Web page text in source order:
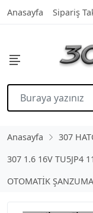
Anasayfa Sipariş
Anasayfa
307
307 1.6 16V TU5JP4
OTOMATİK